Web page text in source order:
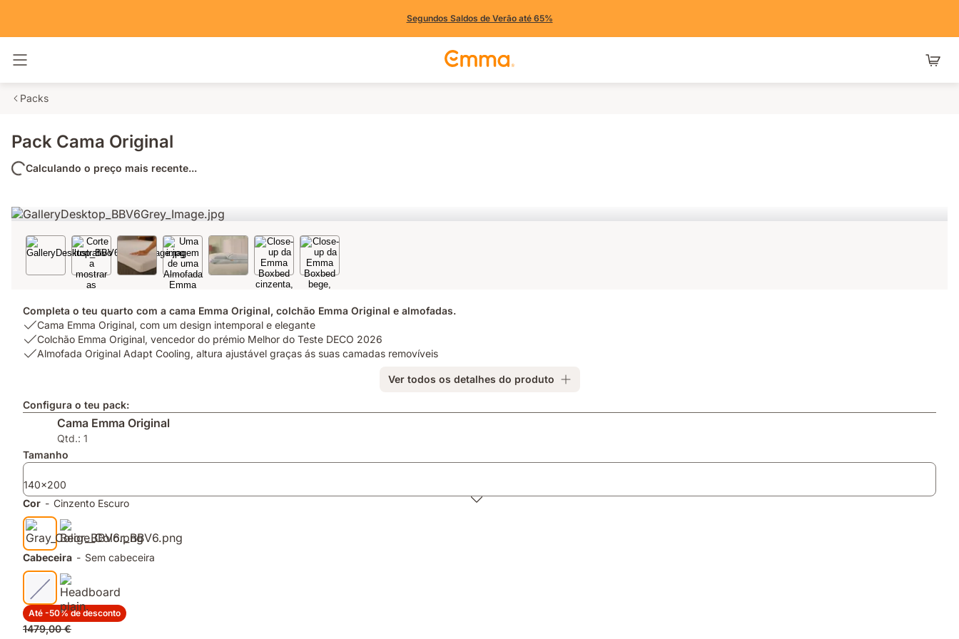
Segundos Saldos de Verão até 65%
Packs
Pack Cama Original
Calculando o preço mais recente...
Completa o teu quarto com a cama Emma Original, colchão Emma Original e almofadas.
USP
1:
Cama
um
intemporal
e
elegante
Cama Emma Original, com um design intemporal e elegante
USP
2:
vencedor
Melhor
do
Teste
DECO
2026
Colchão Emma Original, vencedor do prémio Melhor do Teste DECO 2026
USP
Adapt
Cooling,
ajustável
graças
ás
suas
camadas
removíveis
Almofada Original Adapt Cooling, altura ajustável graças ás suas camadas removíveis
Ver todos os detalhes do produto
Configura o teu pack:
Cama Emma Original
Qtd.: 1
Tamanho
140x200
Cor - Cinzento Escuro
Cabeceira - Sem cabeceira
Até -50% de desconto
Preço
1479,00 €